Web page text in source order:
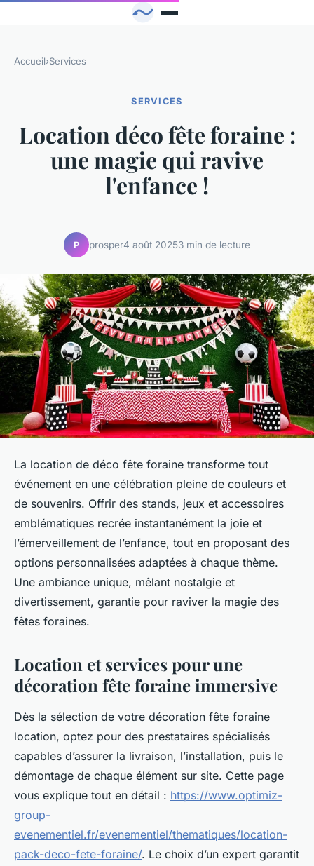
Accueil›Services
SERVICES
Location déco fête foraine :
une magie qui ravive
l'enfance !
P prosper4 août 20253 min de lecture
La location de déco fête foraine transforme tout
événement en une célébration pleine de couleurs et
de souvenirs. Offrir des stands, jeux et accessoires
emblématiques recrée instantanément la joie et
l’émerveillement de l’enfance, tout en proposant des
options personnalisées adaptées à chaque thème.
Une ambiance unique, mêlant nostalgie et
divertissement, garantie pour raviver la magie des
fêtes foraines.
Location et services pour une
décoration fête foraine immersive
Dès la sélection de votre décoration fête foraine
location, optez pour des prestataires spécialisés
capables d’assurer la livraison, l’installation, puis le
démontage de chaque élément sur site. Cette page
vous explique tout en détail : https://www.optimiz-
group-
evenementiel.fr/evenementiel/thematiques/location-
pack-deco-fete-foraine/. Le choix d’un expert garantit